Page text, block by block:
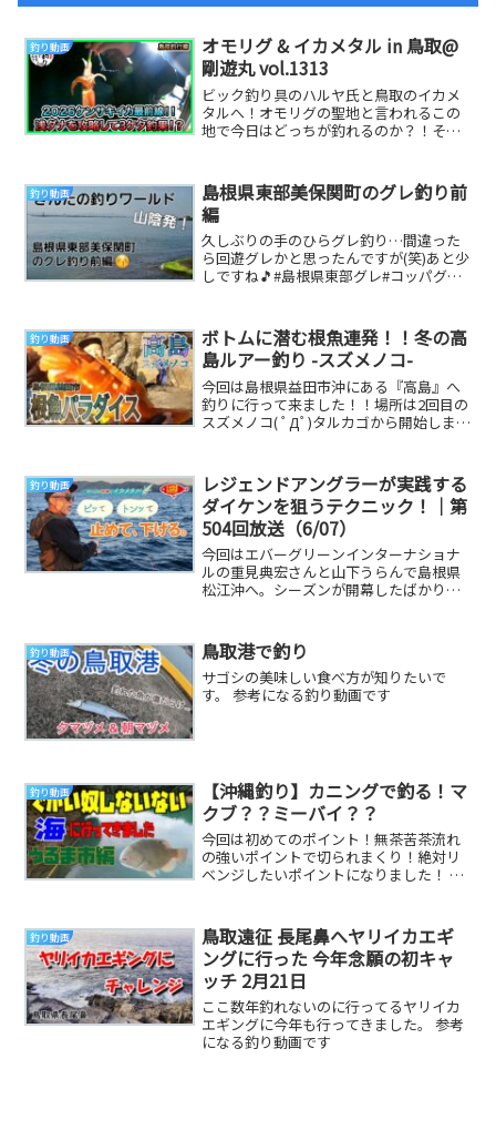
釣り動画
オモリグ & イカメタル in 鳥取@
剛遊丸 vol.1313
ビック釣り具のハルヤ氏と鳥取のイカメ
タルへ！オモリグの聖地と言われるこの
地で今日はどっちが釣れるのか？！そし
釣り動画
島根県東部美保関町のグレ釣り前
編
久しぶりの手のひらグレ釣り…間違った
ら回遊グレかと思ったんですが(笑)あと少
しですね🎵#島根県東部グレ#コッパグレ#
釣り動画
ボトムに潜む根魚連発！！冬の高
島ルアー釣り -スズメノコ-
今回は島根県益田市沖にある『高島』へ
釣りに行って来ました！！場所は2回目の
スズメノコ( ﾟДﾟ)タルカゴから開始します
釣り動画
レジェンドアングラーが実践する
ダイケンを狙うテクニック！｜第
504回放送（6/07）
今回はエバーグリーンインターナショナ
ルの重見典宏さんと山下うらんで島根県
松江沖へ。シーズンが開幕したばかりの
釣り動画 鳥取港で釣り
サゴシの美味しい食べ方が知りたいで
す。 参考になる釣り動画です
釣り動画
【沖縄釣り】カニングで釣る！マ
クブ？？ミーバイ？？
今回は初めてのポイント！無茶苦茶流れ
の強いポイントで切られまくり！絶対リ
ベンジしたいポイントになりました！ 参
釣り動画
鳥取遠征 長尾鼻へヤリイカエギ
ングに行った 今年念願の初キャ
ッチ 2月21日
ここ数年釣れないのに行ってるヤリイカ
エギングに今年も行ってきました。 参考
になる釣り動画です